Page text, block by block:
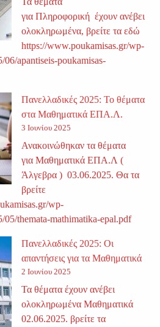
για Πληροφορική έχουν ανέβει
ολοκληρωμένα, βρείτε τα εδώ
https://www.poukamisas.gr/wp-
06/apantiseis-poukamisas-
Πανελλαδικές 2025: Το θέματα
στα Μαθηματικά ΕΠΑ.Λ.
3 Ιουνίου 2025
Ανακοινώθηκαν τα θέματα
για Μαθηματικά ΕΠΑ.Λ (
Άλγεβρα ) 03.06.2025. Θα τα
βρείτε
wp-
05/themata-mathimatika-epal.pdf
Πανελλαδικές 2025: Οι
απαντήσεις για τα Μαθηματικά
2 Ιουνίου 2025
Τα θέματα έχουν ανέβει
ολοκληρωμένα Μαθηματικά
02.06.2025. βρείτε τα